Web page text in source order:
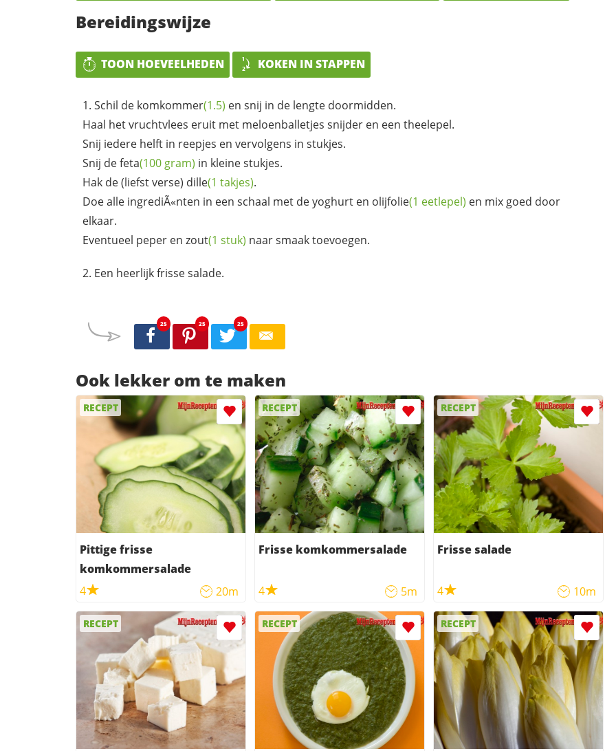
Bereidingswijze
TOON HOEVEELHEDEN KOKEN IN STAPPEN
Schil de komkommer(1.5) en snij in de lengte doormidden.
Haal het vruchtvlees eruit met meloenballetjes snijder en een theelepel.
Snij iedere helft in reepjes en vervolgens in stukjes.
Snij defeta(100 gram) in kleine stukjes.
Hak de (liefst verse) dille(1 takjes).
Doe alle ingrediÃ«nten in een schaal met de yoghurt en olijfolie(1 eetlepel) en mix goed door
elkaar.
Eventueel peper en zout(1 stuk) naar smaak toevoegen.
Een heerlijk frisse salade.
25 25 25
Ook lekker om te maken
RECEPT
Pittige frisse
komkommersalade
4
20m
RECEPT
Frisse komkommersalade
4 5m
RECEPT
Frisse salade
4 10m
RECEPT RECEPT RECEPT